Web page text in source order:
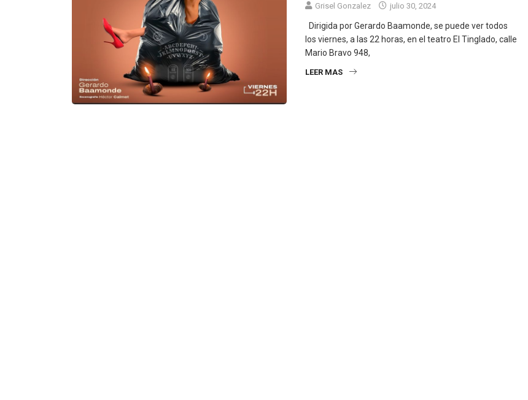
Grisel Gonzalez julio 30, 2024
Dirigida por Gerardo Baamonde, se puede ver todos
los viernes, a las 22 horas, en el teatro El Tinglado, calle
Mario Bravo 948,
LEER MAS